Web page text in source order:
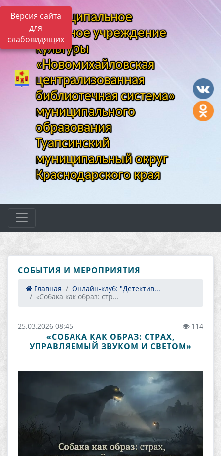
Версия сайта
для
слабовидящих
Муниципальное
казенное учреждение
культуры
«Новомихайловская
централизованная
библиотечная система»
муниципального
образования
Туапсинский
муниципальный округ
Краснодарского края
СОБЫТИЯ И МЕРОПРИЯТИЯ
Главная
Онлайн-клуб: "Детектив...
«Собака как образ: стр...
25.03.2026 08:45 114
«СОБАКА КАК ОБРАЗ: СТРАХ,
УПРАВЛЯЕМЫЙ ЗВУКОМ И СВЕТОМ»